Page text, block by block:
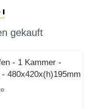
gekauft
- 1 Kammer -
480x420x(h)195mm